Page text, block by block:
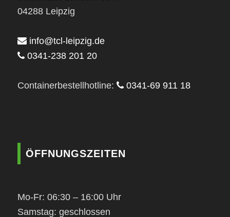
04288 Leipzig
info@tcl-leipzig.de
0341-238 201 20
Containerbestellhotline: 0341-69 911 18
ÖFFNUNGSZEITEN
Mo-Fr: 06:30 – 16:00 Uhr
Samstag: geschlossen